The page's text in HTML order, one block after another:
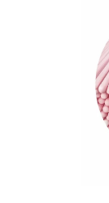
idénticas a las
(Hierro/
el Tipo K).
fundamental
lo que
precisa y libre